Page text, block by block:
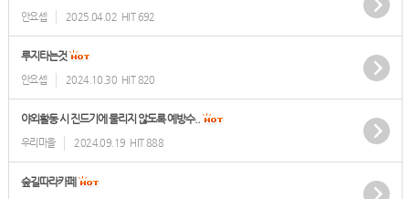
안요셉 2025.04.02 HIT 692
루지타는것
안요셉 2024.10.30 HIT 820
야외활동 시 진드기에 물리지 않도록 예방수..
우리마을 2024.09.19 HIT 888
숲길따라카페